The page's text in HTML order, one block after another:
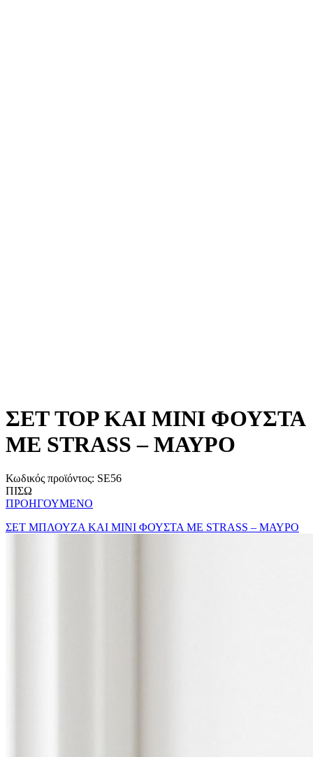
ΣΕΤ TOP ΚΑΙ ΜΙΝΙ ΦΟΥΣΤΑ
ΜΕ STRASS – ΜΑΥΡΟ
Κωδικός προϊόντος: SE56
ΠΙΣΩ
ΠΡΟΗΓΟΥΜΕΝΟ
ΣΕΤ ΜΠΛΟΥΖΑ ΚΑΙ ΜΙΝΙ ΦΟΥΣΤΑ ΜΕ STRASS – ΜΑΥΡΟ